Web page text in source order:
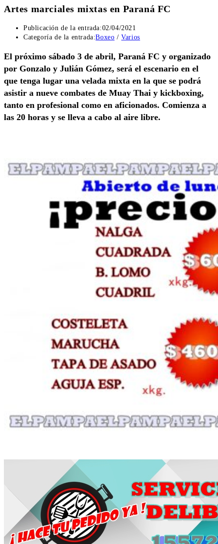
Artes marciales mixtas en Paraná FC
Publicación de la entrada:02/04/2021
Categoría de la entrada:Boxeo / Varios
El próximo sábado 3 de abril, Paraná FC y organizado
por Gonzalo y Julián Gómez, será el escenario en el
que tenga lugar una velada mixta en la que se podrá
asistir a nueve combates de Muay Thai y kickboxing,
tanto en profesional como en aficionados. Comienza a
las 20 horas y se lleva a cabo al aire libre.